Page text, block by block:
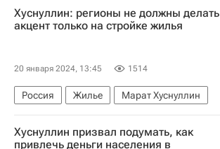
Хуснуллин: регионы не должны делать
акцент только на стройке жилья
20 января 2024, 13:45 1514
Россия Жилье Марат Хуснуллин
Хуснуллин призвал подумать, как
привлечь деньги населения в